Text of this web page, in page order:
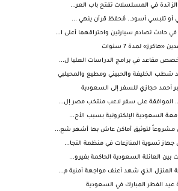
الزائدة في المسلسلات تفتح باب العر...
أو تلبسي أسود.. مُحفظ قرآن ينهي ...
تصادم سيارتين واحتراقهما أعلى ا...
مقاعد في برامج الدراسات العليا ل...
شطب الخليفة والحبيني ومطيع والمحيلبي
أحمد حجازي للسفر إلى السعودية
الموافقة على سفر لاعب منتخب مصر إل...
السعودية الإلكترونية بسبب الأح...
مشروعاً لتوثيق أماكن عاش بها أشهر شع...
تسوية المنازعات في منظمة التجا...
بين العائلة السعودية الحاكمة بفيرو...
المنزل الذي شهد أعنف مواجهة أمنية م...
عيد الفطر المبارك في السعودية